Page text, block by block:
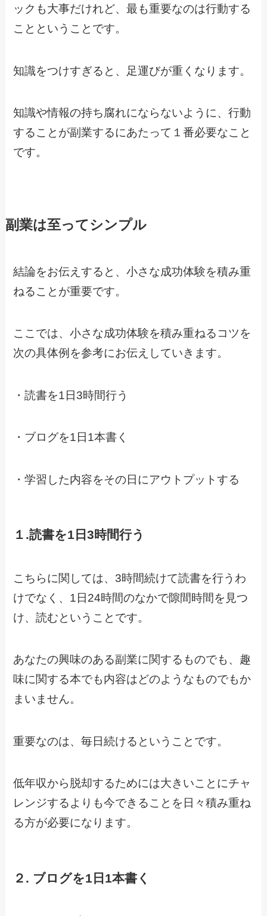
ックも大事だけれど、最も重要なのは行動する
ことということです。
知識をつけすぎると、足運びが重くなります。
知識や情報の持ち腐れにならないように、行動
することが副業するにあたって１番必要なこと
です。
副業は至ってシンプル
結論をお伝えすると、小さな成功体験を積み重
ねることが重要です。
ここでは、小さな成功体験を積み重ねるコツを
次の具体例を参考にお伝えしていきます。
・読書を1日3時間行う
・ブログを1日1本書く
・学習した内容をその日にアウトプットする
１.読書を1日3時間行う
こちらに関しては、3時間続けて読書を行うわ
けでなく、1日24時間のなかで隙間時間を見つ
け、読むということです。
あなたの興味のある副業に関するものでも、趣
味に関する本でも内容はどのようなものでもか
まいません。
重要なのは、毎日続けるということです。
低年収から脱却するためには大きいことにチャ
レンジするよりも今できることを日々積み重ね
る方が必要になります。
２. ブログを1日1本書く